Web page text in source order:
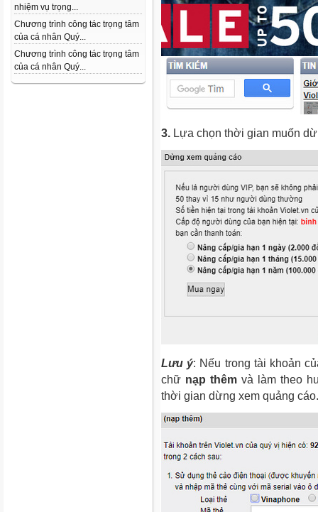
nhiệm vụ trọng...
Chương trình công tác trọng tâm
của cá nhân Quý...
Chương trình công tác trọng tâm
của cá nhân Quý...
3. Lựa chọn thời gian muốn
Lưu ý: Nếu trong tài khoản
chữ nạp thêm và làm theo
thời gian dừng xem quảng cáo.